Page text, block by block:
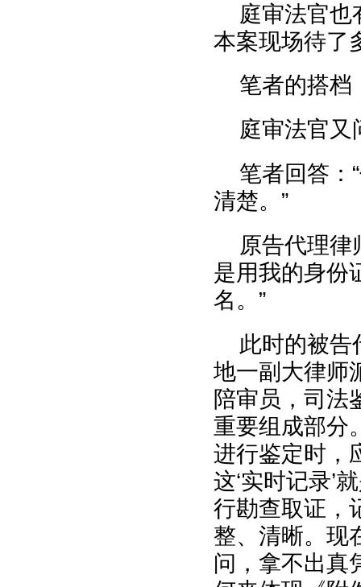
庭审法官也
本案现场待了
笔者的搭档
庭审法官又
笔者回答：
清楚。”
原告代理律
是用我的身份
名。”
此时的被告
地一副大律师
陪审员，司法
重要组成部分
进行鉴定时，
这‘实时记录’
行勘查取证，
整、清晰。现
问，拿不出真